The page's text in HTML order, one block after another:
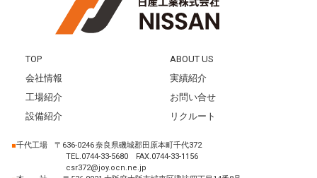
TOP
ABOUT US
会社情報
実績紹介
工場紹介
お問い合せ
設備紹介
リクルート
■千代工場 〒636-0246 奈良県磯城郡田原本町千代372
TEL.0744-33-5680 FAX.0744-33-1156
csr372@joy.ocn.ne.jp